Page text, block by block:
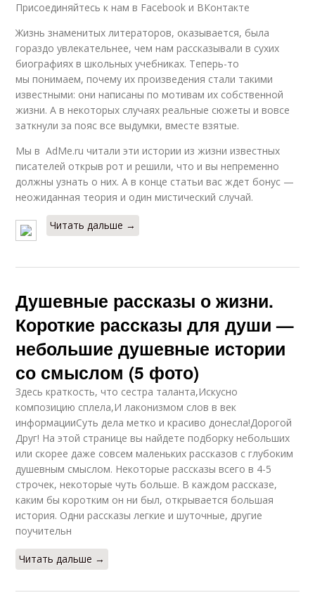
Присоединяйтесь к нам в Facebook и ВКонтакте
Жизнь знаменитых литераторов, оказывается, была
гораздо увлекательнее, чем нам рассказывали в сухих
биографиях в школьных учебниках. Теперь-то
мы понимаем, почему их произведения стали такими
известными: они написаны по мотивам их собственной
жизни. А в некоторых случаях реальные сюжеты и вовсе
заткнули за пояс все выдумки, вместе взятые.
Мы в AdMe.ru читали эти истории из жизни известных
писателей открыв рот и решили, что и вы непременно
должны узнать о них. А в конце статьи вас ждет бонус —
неожиданная теория и один мистический случай.
Читать дальше →
Душевные рассказы о жизни.
Короткие рассказы для души —
небольшие душевные истории
со смыслом (5 фото)
Здесь краткость, что сестра таланта,Искусно
композицию сплела,И лаконизмом слов в век
информацииСуть дела метко и красиво донесла!Дорогой
Друг! На этой странице вы найдете подборку небольших
или скорее даже совсем маленьких рассказов с глубоким
душевным смыслом. Некоторые рассказы всего в 4-5
строчек, некоторые чуть больше. В каждом рассказе,
каким бы коротким он ни был, открывается большая
история. Одни рассказы легкие и шуточные, другие
поучительн
Читать дальше →